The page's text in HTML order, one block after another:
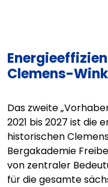
Clemens-
Das zweite
2021 bis 2027 ist die
historischen
Bergakademie
von zentraler
für die gesamte